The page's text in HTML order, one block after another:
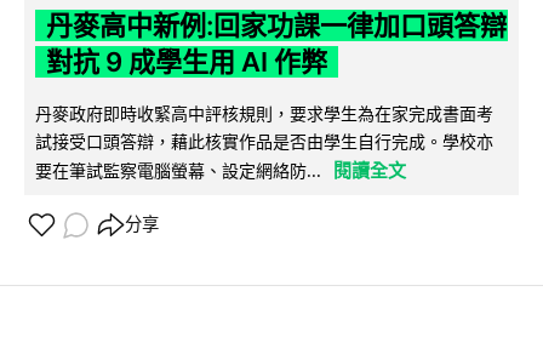
丹麥高中新例:回家功課一律加口頭答辯
對抗 9 成學生用 AI 作弊
丹麥政府即時收緊高中評核規則，要求學生為在家完成書面考
試接受口頭答辯，藉此核實作品是否由學生自行完成。學校亦
要在筆試監察電腦螢幕、設定網絡防...
閱讀全文
分享